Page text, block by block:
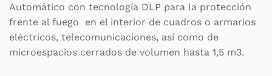
Automático con tecnología DLP para la protección
frente al fuego en el interior de cuadros o armarios
eléctricos, telecomunicaciones, así como de
microespacios cerrados de volumen hasta 1,5 m3.